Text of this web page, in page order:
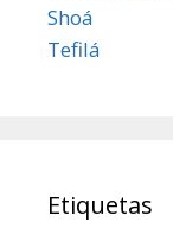
Shoá
Tefilá
Etiquetas